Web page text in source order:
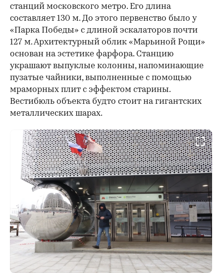
станций московского метро. Его длина
составляет 130 м. До этого первенство было у
«Парка Победы» с длиной эскалаторов почти
127 м. Архитектурный облик «Марьиной Рощи»
основан на эстетике фарфора. Станцию
украшают выпуклые колонны, напоминающие
пузатые чайники, выполненные с помощью
мраморных плит с эффектом старины.
Вестибюль объекта будто стоит на гигантских
металлических шарах.